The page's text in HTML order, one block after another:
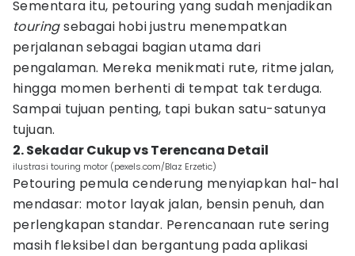
Sementara itu, petouring yang sudah menjadikan
touringsebagai hobi justru menempatkan
perjalanan sebagai bagian utama dari
pengalaman. Mereka menikmati rute, ritme jalan,
hingga momen berhenti di tempat tak terduga.
Sampai tujuan penting, tapi bukan satu-satunya
tujuan.
2. Sekadar Cukup vs Terencana Detail
ilustrasi touring motor (pexels.com/Blaz Erzetic)
Petouring pemula cenderung menyiapkan hal-hal
mendasar: motor layak jalan, bensin penuh, dan
perlengkapan standar. Perencanaan rute sering
masih fleksibel dan bergantung pada aplikasi